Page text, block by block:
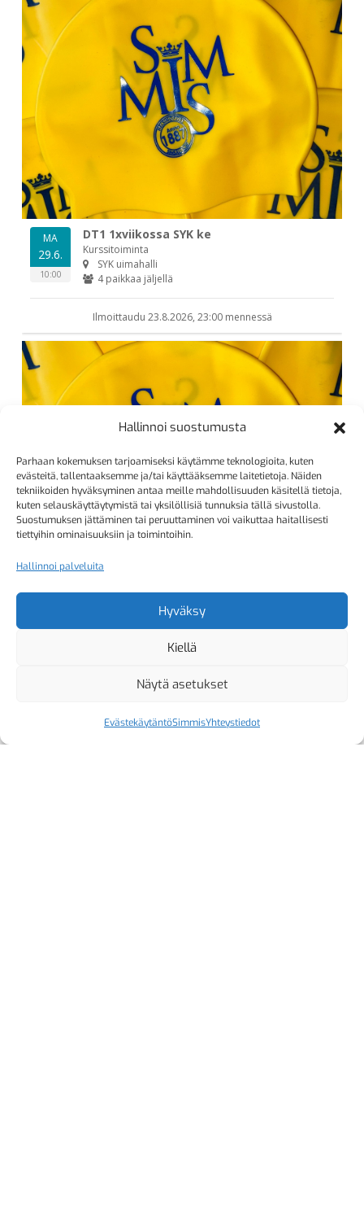
Hallinnoi suostumusta
Parhaan kokemuksen tarjoamiseksi käytämme teknologioita, kuten
evästeitä, tallentaaksemme ja/tai käyttääksemme laitetietoja. Näiden
tekniikoiden hyväksyminen antaa meille mahdollisuuden käsitellä tietoja,
kuten selauskäyttäytymistä tai yksilöllisiä tunnuksia tällä sivustolla.
Suostumuksen jättäminen tai peruuttaminen voi vaikuttaa haitallisesti
tiettyihin ominaisuuksiin ja toimintoihin.
Hallinnoi palveluita
Hyväksy
Kiellä
Näytä asetukset
EvästekäytäntöSimmisYhteystiedot